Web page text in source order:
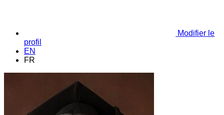
Modifier le
profil
EN
FR